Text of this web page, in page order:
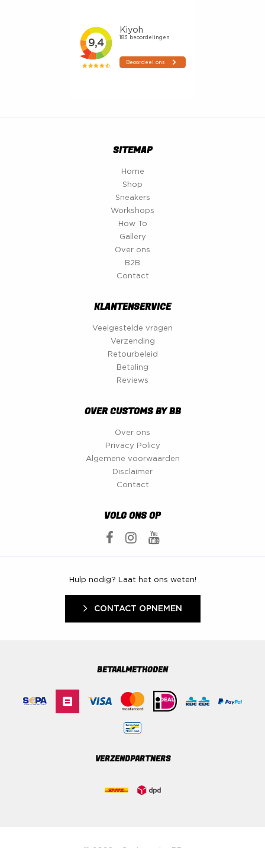
SITEMAP
Home
Shop
Sneakers
Workshops
How To
Gallery
Over ons
B2B
Contact
KLANTENSERVICE
Veelgestelde vragen
Verzending
Retourbeleid
Betaling
Reviews
OVER CUSTOMS BY BB
Over ons
Privacy Policy
Algemene voorwaarden
Disclaimer
Contact
VOLG ONS OP
Hulp nodig? Laat het ons weten!
CONTACT OPNEMEN
BETAALMETHODEN
VERZENDPARTNERS